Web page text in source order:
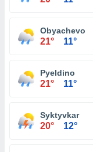
Obyachevo
21° 11°
Pyeldino
21° 11°
Syktyvkar
20° 12°